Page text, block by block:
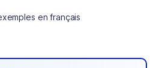
en français